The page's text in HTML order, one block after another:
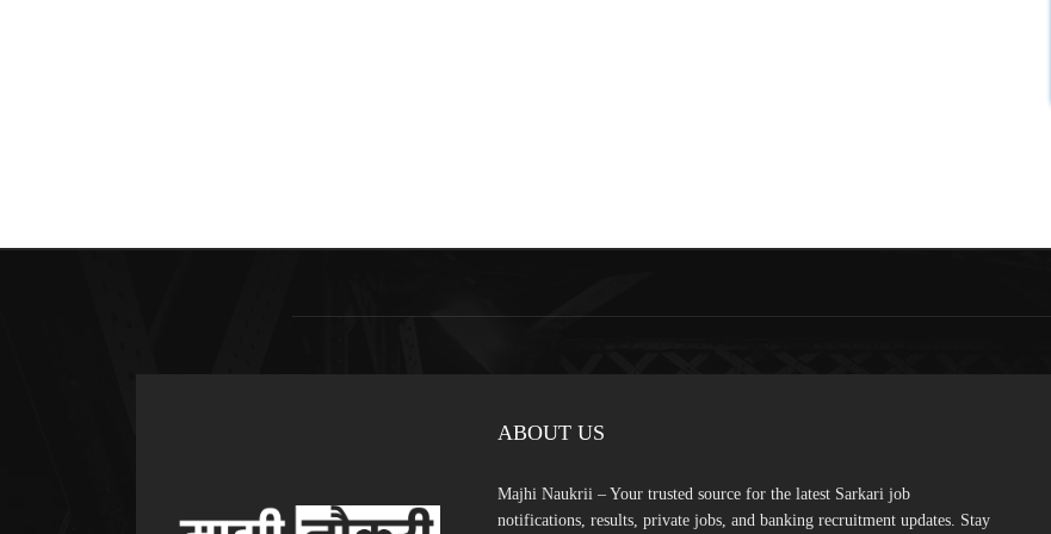
ABOUT US
Majhi Naukrii – Your trusted source for the latest Sarkari job
notifications, results, private jobs, and banking recruitment updates. Stay